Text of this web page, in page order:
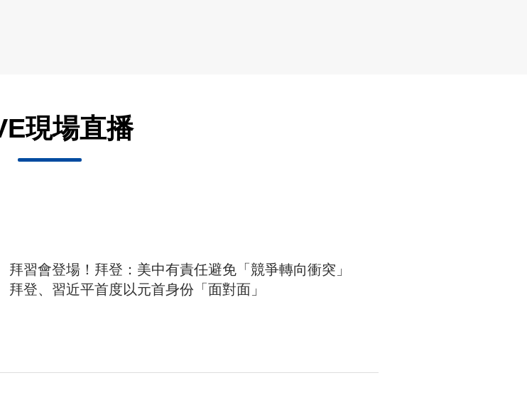
現場直播
拜習會登場！拜登：美中有責任避免「競爭轉向衝突」
拜登、習近平首度以元首身份「面對面」